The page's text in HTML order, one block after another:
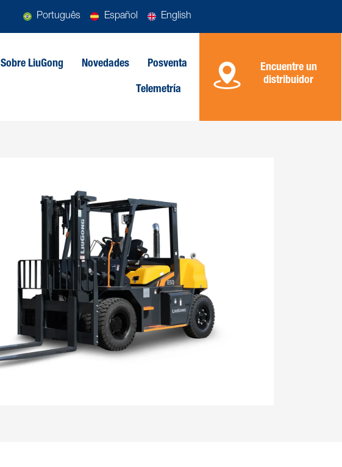
Português Español English
Sobre LiuGong Novedades Posventa
Telemetría
Encuentre un
distribuidor